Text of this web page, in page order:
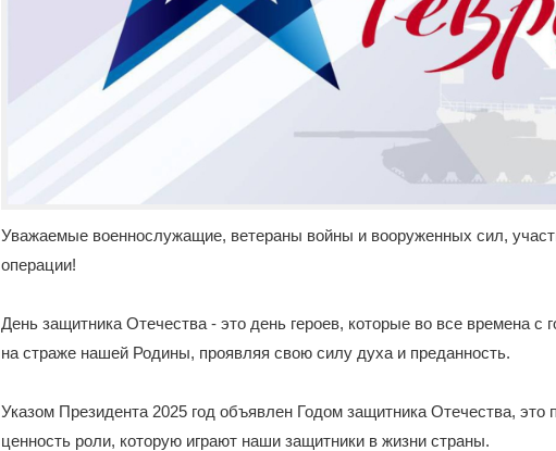
Уважаемые военнослужащие, ветераны войны и вооруженных сил,
операции!
День защитника Отечества - это день героев, которые во все времена с
на страже нашей Родины, проявляя свою силу духа и преданность.
Указом Президента 2025 год объявлен Годом защитника Отечества, это
ценность роли, которую играют наши защитники в жизни страны.